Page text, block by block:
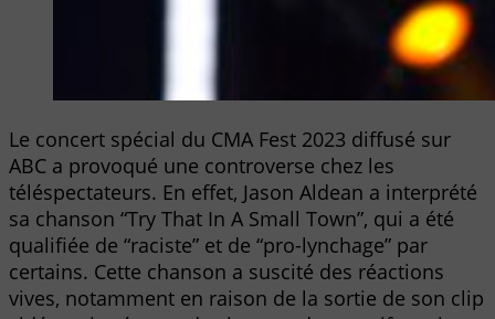
Le concert spécial du CMA Fest 2023 diffusé sur
ABC a provoqué une controverse chez les
téléspectateurs. En effet, Jason Aldean a interprété
sa chanson “Try That In A Small Town”, qui a été
qualifiée de “raciste” et de “pro-lynchage” par
certains. Cette chanson a suscité des réactions
vives, notamment en raison de la sortie de son clip